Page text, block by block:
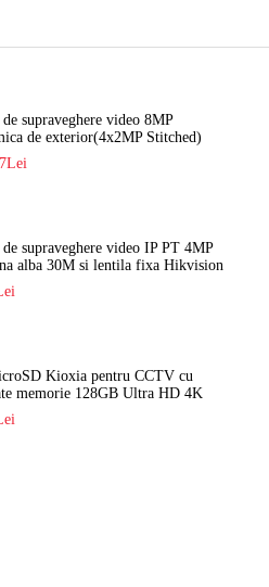
de supraveghere video 8MP
de exterior(4x2MP Stitched)
7482PR
de supraveghere video IP PT 4MP
alba 30M si lentila fixa Hikvision
E F1
Kioxia pentru CCTV cu
memorie 128GB Ultra HD 4K